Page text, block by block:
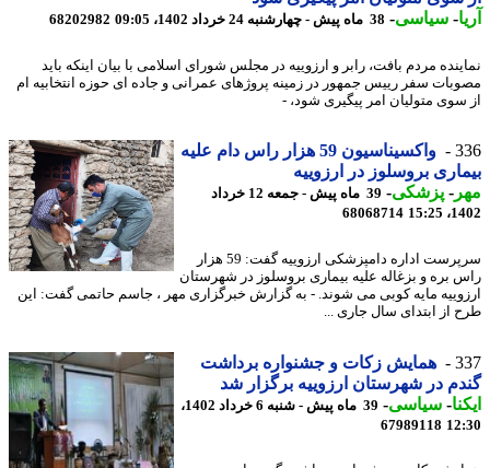
-سیاسی-38 ماه پیش - چهارشنبه 24 خرداد 1402، 09:05 68202982
مردم بافت، رابر و ارزوییه در مجلس شورای اسلامی با بیان اینکه باید
سفر رییس جمهور در زمینه پروژهای عمرانی و جاده ای حوزه انتخابیه ام
متولیان امر پیگیری شود، -
واکسیناسیون 59 هزار راس دام علیه
بروسلوز در ارزوییه
-پزشکی-
39 ماه پیش - جمعه 12 خرداد
68068714
سرپرست اداره دامپزشکی ارزوییه گفت: 59 هزار
بره و بزغاله علیه بیماری بروسلوز در شهرستان
مایه کوبی می شوند. - به گزارش خبرگزاری مهر ، جاسم حاتمی گفت: این
از ابتدای سال جاری ...
همایش زکات و جشنواره برداشت
در شهرستان ارزوییه برگزار شد
-سیاسی-
39 ماه پیش - شنبه 6 خرداد 1402،
67989118